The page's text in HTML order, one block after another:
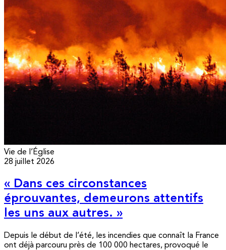
Vie de l’Église
28 juillet 2026
« Dans ces circonstances
éprouvantes, demeurons attentifs
les uns aux autres. »
Depuis le début de l’été, les incendies que connaît la France
ont déjà parcouru près de 100 000 hectares, provoqué le